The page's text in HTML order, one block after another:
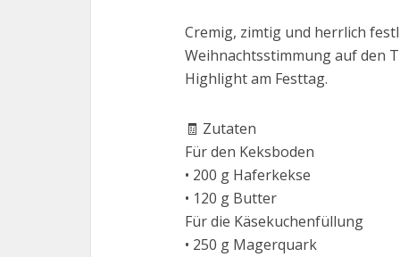
Cremig, zimtig und herrlich
Weihnachtsstimmung auf den
Highlight am Festtag.
🧾 Zutaten
Für den Keksboden
• 200 g Haferkekse
• 120 g Butter
Für die Käsekuchenfüllung
• 250 g Magerquark